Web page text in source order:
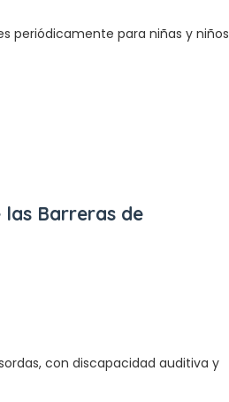
periódicamente para niñas y niños
las Barreras de
con discapacidad auditiva y